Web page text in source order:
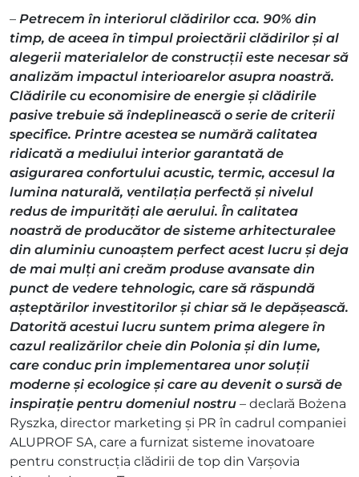
– Petrecem în interiorul clădirilor cca. 90% din
timp, de aceea în timpul proiectării clădirilor și al
alegerii materialelor de construcții este necesar să
analizăm impactul interioarelor asupra noastră.
Clădirile cu economisire de energie și clădirile
pasive trebuie să îndeplinească o serie de criterii
specifice. Printre acestea se numără calitatea
ridicată a mediului interior garantată de
asigurarea confortului acustic, termic, accesul la
lumina naturală, ventilația perfectă și nivelul
redus de impurități ale aerului. În calitatea
noastră de producător de sisteme arhitecturalee
din aluminiu cunoaștem perfect acest lucru și deja
de mai mulți ani creăm produse avansate din
punct de vedere tehnologic, care să răspundă
așteptărilor investitorilor și chiar să le depășească.
Datorită acestui lucru suntem prima alegere în
cazul realizărilor cheie din Polonia și din lume,
care conduc prin implementarea unor soluții
moderne și ecologice și care au devenit o sursă de
inspirație pentru domeniul nostru – declară Bożena
Ryszka, director marketing și PR în cadrul companiei
ALUPROF SA, care a furnizat sisteme inovatoare
pentru construcția clădirii de top din Varșovia